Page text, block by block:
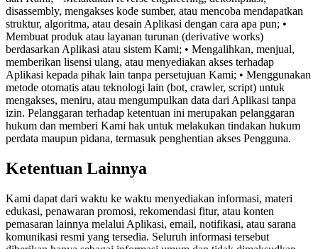
disassembly, mengakses kode sumber, atau mencoba mendapatkan
struktur, algoritma, atau desain Aplikasi dengan cara apa pun; •
Membuat produk atau layanan turunan (derivative works)
berdasarkan Aplikasi atau sistem Kami; • Mengalihkan, menjual,
memberikan lisensi ulang, atau menyediakan akses terhadap
Aplikasi kepada pihak lain tanpa persetujuan Kami; • Menggunakan
metode otomatis atau teknologi lain (bot, crawler, script) untuk
mengakses, meniru, atau mengumpulkan data dari Aplikasi tanpa
izin. Pelanggaran terhadap ketentuan ini merupakan pelanggaran
hukum dan memberi Kami hak untuk melakukan tindakan hukum
perdata maupun pidana, termasuk penghentian akses Pengguna.
Ketentuan Lainnya
Kami dapat dari waktu ke waktu menyediakan informasi, materi
edukasi, penawaran promosi, rekomendasi fitur, atau konten
pemasaran lainnya melalui Aplikasi, email, notifikasi, atau sarana
komunikasi resmi yang tersedia. Seluruh informasi tersebut